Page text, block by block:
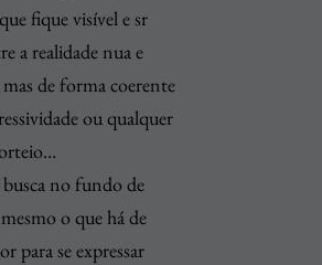
fique visível e sr
a realidade nua e
de forma coerente
ou qualquer
busca no fundo de
o que há de
para se expressar